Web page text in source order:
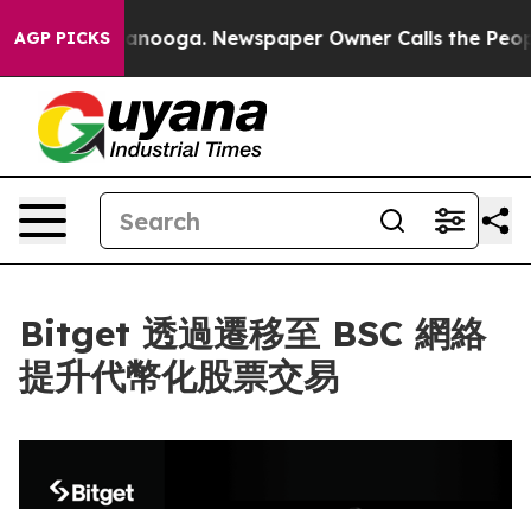
AGP PICKS
Chattanooga. Newspaper Owner Calls the People
Bitget 透過遷移至 BSC 網絡
提升代幣化股票交易